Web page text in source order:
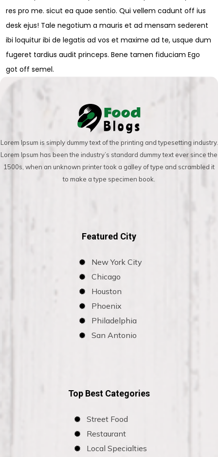
res pro me. sicut ea quae sentio. Qui vellem cadunt off ius
desk ejus! Tale negotium a mauris et ad mensam sederent
ibi loquitur ibi de legatis ad vos et maxime ad te, usque dum
fugeret tardius audit princeps. Bene tamen fiduciam Ego
got off semel.
Lorem Ipsum is simply dummy text of the printing and typesetting industry.
Lorem Ipsum has been the industry’s standard dummy text ever since the
1500s, when an unknown printer took a galley of type and scrambled it
to make a type specimen book.
Featured City
New York City
Chicago
Houston
Phoenix
Philadelphia
San Antonio
Top Best Categories
Street Food
Restaurant
Local Specialties